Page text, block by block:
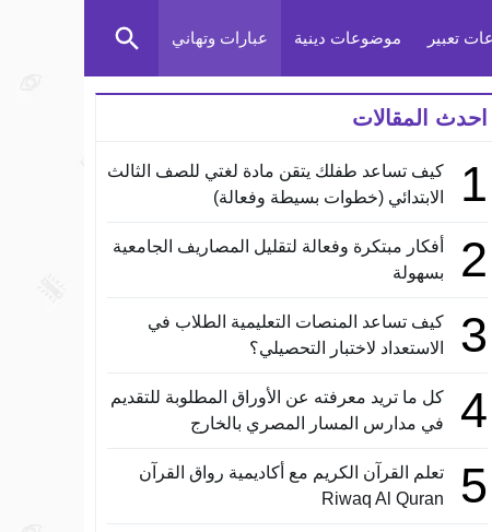
تعبير موضوعات دينية عبارات وتهاني
احدث المقالات
1
كيف تساعد طفلك يتقن مادة لغتي للصف الثالث
الابتدائي (خطوات بسيطة وفعالة)
2
أفكار مبتكرة وفعالة لتقليل المصاريف الجامعية
بسهولة
3
كيف تساعد المنصات التعليمية الطلاب في
الاستعداد لاختبار التحصيلي؟
4
كل ما تريد معرفته عن الأوراق المطلوبة للتقديم
في مدارس المسار المصري بالخارج
5
تعلم القرآن الكريم مع أكاديمية رواق القرآن
Riwaq Al Quran